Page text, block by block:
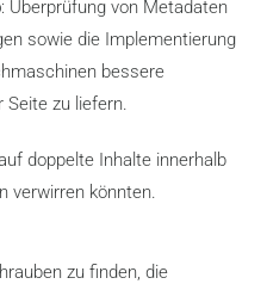
: Überprüfung von Metadaten
sowie die Implementierung
bessere
Seite zu liefern.
doppelte Inhalte innerhalb
verwirren könnten.
zu finden, die